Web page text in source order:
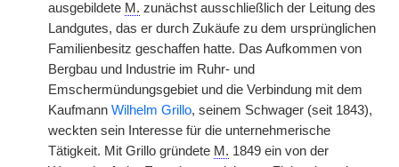
ausgebildete M. zunächst ausschließlich der Leitung des
Landgutes, das er durch Zukäufe zu dem ursprünglichen
Familienbesitz geschaffen hatte. Das Aufkommen von
Bergbau und Industrie im Ruhr- und
Emschermündungsgebiet und die Verbindung mit dem
Kaufmann Wilhelm Grillo, seinem Schwager (seit 1843),
weckten sein Interesse für die unternehmerische
Tätigkeit. Mit Grillo gründete M. 1849 ein von der